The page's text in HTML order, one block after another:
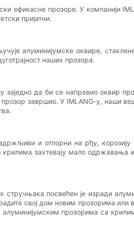
ефикасне прозоре. У компанији
пријатни.
алуминијумске оквире,
наших прозора.
да би се направио оквир
завршио. У IMLANG-у, наши
и отпорни на рђу, корозију
захтевају мало одржавања
посвећен је изради
свој дом новим прозорима или
алуминијумским прозорима са